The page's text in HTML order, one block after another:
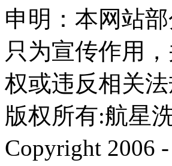
申明：本网站
只为宣传作用
权或违反相关
版权所有:航星
Copyright 2006